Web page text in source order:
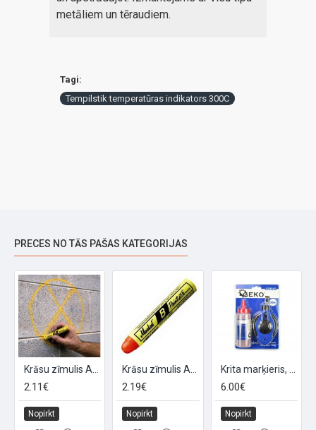
metāliem un tēraudiem.
Tagi:
Tempilstik temperatūras indikators 300C
PRECES NO TĀS PAŠAS KATEGORIJAS
2.11€
Nopirkt
2.19€
Nopirkt
6.00€
Nopirkt